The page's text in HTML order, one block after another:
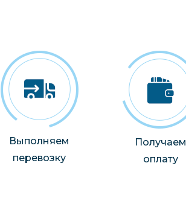
Выполняем
перевозку
Получаем
оплату